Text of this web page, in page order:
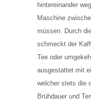
hintereinander
Maschine
müssen. Durch
schmeckt der
Tee oder
ausgestattet mit
welcher stets die
Brühdauer und